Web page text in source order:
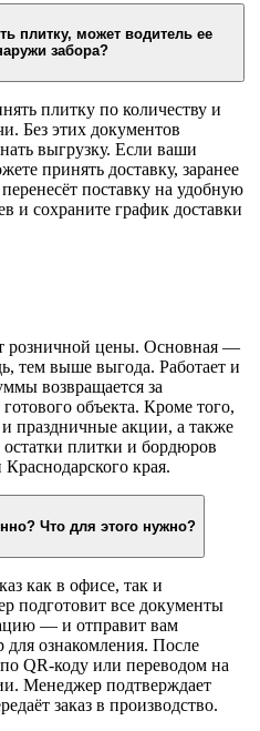
плитку, может водитель ее
забора?
плитку по количеству и
Без этих документов
выгрузку. Если ваши
принять доставку, заранее
поставку на удобную
и сохраните график доставки
розничной цены. Основная —
тем выше выгода. Работает и
возвращается за
объекта. Кроме того,
праздничные акции, а также
плитки и бордюров
края.
Что для этого нужно?
как в офисе, так и
подготовит все документы
— и отправит вам
ознакомления. После
QR-коду или переводом на
Менеджер подтверждает
заказ в производство.